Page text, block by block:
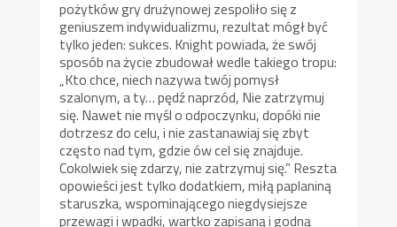
pożytków gry drużynowej zespoliło się z
geniuszem indywidualizmu, rezultat mógł być
tylko jeden: sukces. Knight powiada, że swój
sposób na życie zbudował wedle takiego tropu:
„Kto chce, niech nazywa twój pomysł
szalonym, a ty… pędź naprzód, Nie zatrzymuj
się. Nawet nie myśl o odpoczynku, dopóki nie
dotrzesz do celu, i nie zastanawiaj się zbyt
często nad tym, gdzie ów cel się znajduje.
Cokolwiek się zdarzy, nie zatrzymuj się.” Reszta
opowieści jest tylko dodatkiem, miłą paplaniną
staruszka, wspominającego niegdysiejsze
przewagi i wpadki, wartko zapisaną i godną